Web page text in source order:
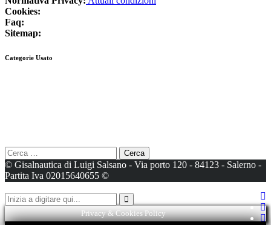
Cookies:
Faq:
Sitemap:
Categorie Usato
Ricerca
per:
© Gisalnautica di Luigi Salsano - Via porto 120 - 84123 - Salerno -
Partita Iva 02015640655 ©
Privacy & Cookies Policy